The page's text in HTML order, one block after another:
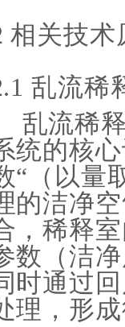
相关技术
乱流稀
乱流稀
统的核
“（以量
的洁净
，稀释
数（洁
时通过
理，形